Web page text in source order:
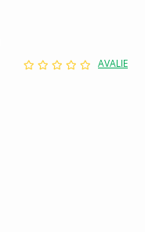
AVALIE